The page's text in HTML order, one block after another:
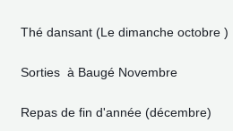
Thé dansant (Le dimanche octobre )
Sorties à Baugé Novembre
Repas de fin d'année (décembre)